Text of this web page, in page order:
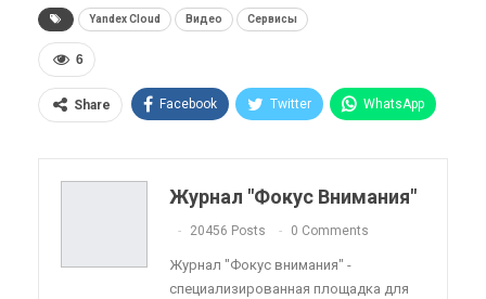
Yandex Cloud Видео Сервисы
6
Share Facebook Twitter WhatsApp
Telegram VK Viber
Linkedin Tumblr
Журнал "Фокус Внимания"
20456 Posts 0 Comments
Журнал "Фокус внимания" -
специализированная площадка для